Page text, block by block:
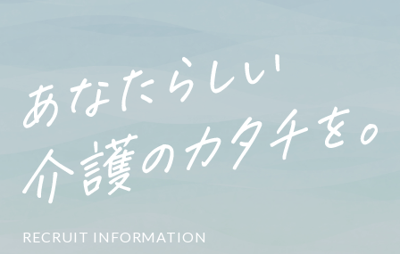
RECRUIT INFORMATION